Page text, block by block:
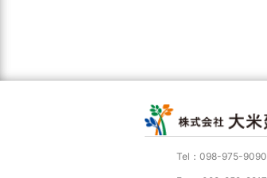
Tel：098-975-9090